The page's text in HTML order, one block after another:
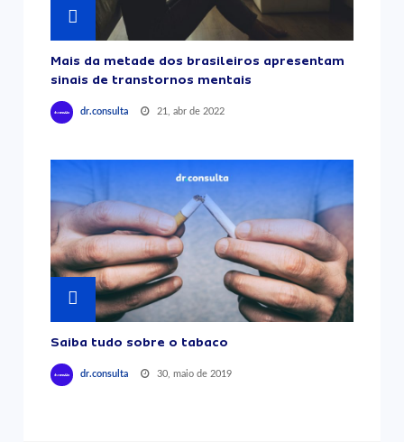
Mais da metade dos brasileiros apresentam
sinais de transtornos mentais
dr.consulta 21, abr de 2022
Saiba tudo sobre o tabaco
dr.consulta 30, maio de 2019